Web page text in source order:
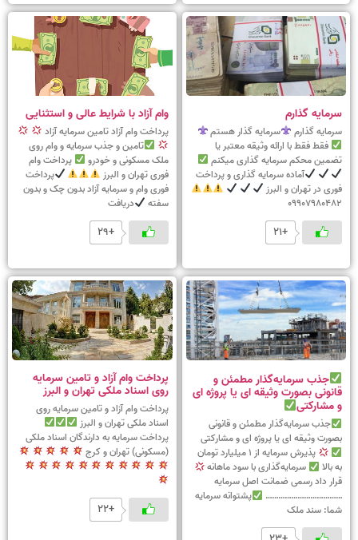
سرمایه گذارم
سرمایه گذارم
سرمایه گذار هستم
فقط فقط با ارائه وثیقه معتبر یا
تضمین محکم سرمایه گذاری میکنم
آماده سرمایه گذاری و پرداخت
فوری در تهران و البرز
09907980482
+21
وام آزاد با شرایط عالی و استثنایی
پرداخت وام آزاد تامین سرمایه آزاد
تامین و جذب سرمایه و وام روی
ملک مسکونی و خودرو
پرداخت وام
فوری تهران و البرز
پرداخت
فوری وام و سرمایه آزاد بدون چک و بدون
سفته
دریافت
+29
جذب سرمایه‌گذار مطمئن و
قانونی بصورت وثیقه ای یا پروژه ای
و مشارکتی
جذب سرمایه‌گذار مطمئن و قانونی
بصورت وثیقه ای یا پروژه ای و مشارکتی
پذیرش سرمایه از 1 میلیارد تومان
به بالا
سرمایه‌گذاری با سود ماهانه
قرار داد رسمی ضمانت اصل سرمایه
………………………………
پشتوانه سرمایه
شما: سند ملک
پرداخت وام آزاد و تامین سرمایه
روی اسناد ملکی تهران و البرز
پرداخت وام آزاد و تامین سرمایه روی
اسناد ملکی تهران و البرز
پرداخت سرمایه به دارندگان اسناد ملکی
(مسکونی) تهران و کرج
+22